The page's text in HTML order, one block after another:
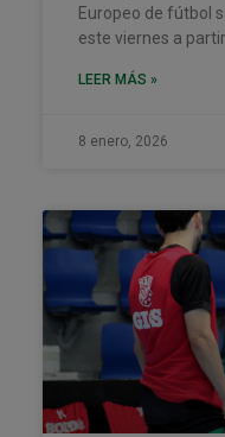
Europeo de fútbol
este viernes a
LEER MÁS »
8 enero, 2026